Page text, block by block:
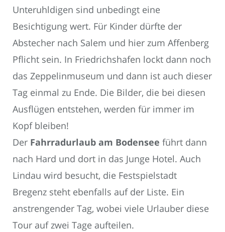
Unteruhldigen sind unbedingt eine
Besichtigung wert. Für Kinder dürfte der
Abstecher nach Salem und hier zum Affenberg
Pflicht sein. In Friedrichshafen lockt dann noch
das Zeppelinmuseum und dann ist auch dieser
Tag einmal zu Ende. Die Bilder, die bei diesen
Ausflügen entstehen, werden für immer im
Kopf bleiben!
Der Fahrradurlaub am Bodensee führt dann
nach Hard und dort in das Junge Hotel. Auch
Lindau wird besucht, die Festspielstadt
Bregenz steht ebenfalls auf der Liste. Ein
anstrengender Tag, wobei viele Urlauber diese
Tour auf zwei Tage aufteilen.